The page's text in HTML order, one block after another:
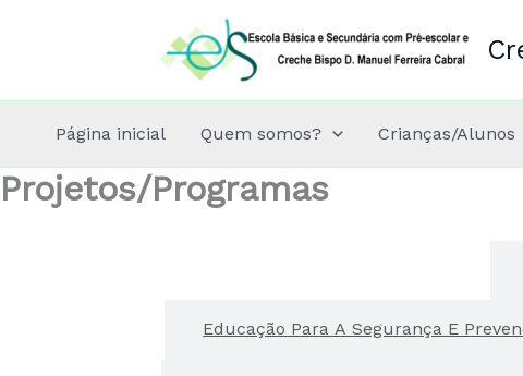
Página inicial Quem somos? Crianças/Alunos
Projetos/Programas
Educação Para A Segurança E